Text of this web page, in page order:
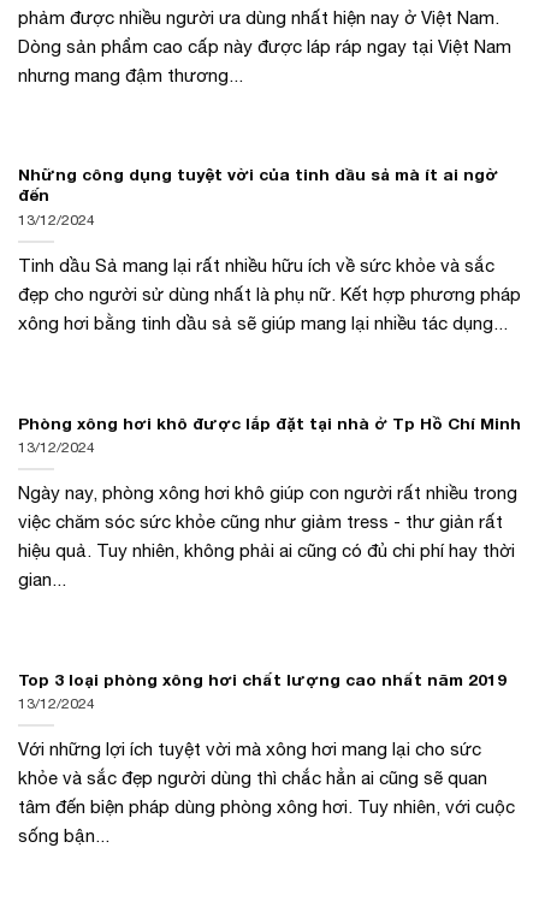
phảm được nhiều người ưa dùng nhất hiện nay ở Việt Nam.
Dòng sản phẩm cao cấp này được láp ráp ngay tại Việt Nam
nhưng mang đậm thương...
Những công dụng tuyệt vời của tinh dầu sả mà ít ai ngờ
đến
13/12/2024
Tinh dầu Sả mang lại rất nhiều hữu ích về sức khỏe và sắc
đẹp cho người sử dùng nhất là phụ nữ. Kết hợp phương pháp
xông hơi bằng tinh dầu sả sẽ giúp mang lại nhiều tác dụng...
Phòng xông hơi khô được lắp đặt tại nhà ở Tp Hồ Chí Minh
13/12/2024
Ngày nay, phòng xông hơi khô giúp con người rất nhiều trong
việc chăm sóc sức khỏe cũng như giảm tress - thư giản rất
hiệu quả. Tuy nhiên, không phải ai cũng có đủ chi phí hay thời
gian...
Top 3 loại phòng xông hơi chất lượng cao nhất năm 2019
13/12/2024
Với những lợi ích tuyệt vời mà xông hơi mang lại cho sức
khỏe và sắc đẹp người dùng thì chắc hẳn ai cũng sẽ quan
tâm đến biện pháp dùng phòng xông hơi. Tuy nhiên, với cuộc
sống bận...